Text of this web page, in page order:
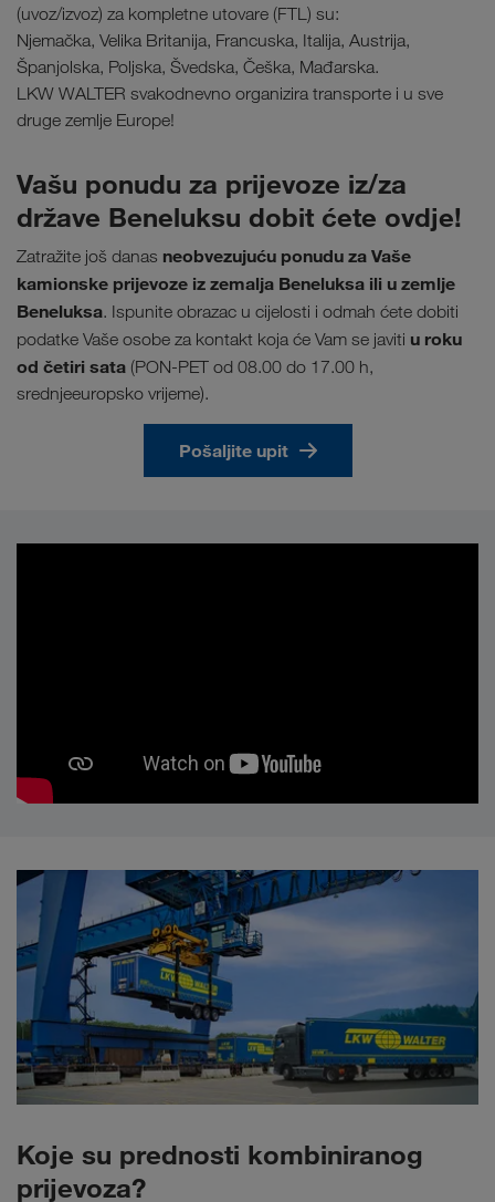
(uvoz/izvoz) za kompletne utovare (FTL) su:
Njemačka, Velika Britanija, Francuska, Italija, Austrija,
Španjolska, Poljska, Švedska, Češka, Mađarska.
LKW WALTER svakodnevno organizira transporte i u sve
druge zemlje Europe!
Vašu ponudu za prijevoze iz/za
države Beneluksu dobit ćete ovdje!
Zatražite još danas neobvezujuću ponudu za Vaše
kamionske prijevoze iz zemalja Beneluksa ili u zemlje
Beneluksa. Ispunite obrazac u cijelosti i odmah ćete dobiti
podatke Vaše osobe za kontakt koja će Vam se javiti u roku
od četiri sata (PON-PET od 08.00 do 17.00 h,
srednjeeuropsko vrijeme).
Pošaljite upit
Koje su prednosti kombiniranog
prijevoza?